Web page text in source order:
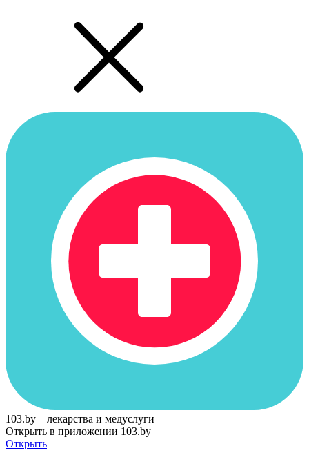
103.by – лекарства и медуслуги
Открыть в приложении 103.by
Открыть